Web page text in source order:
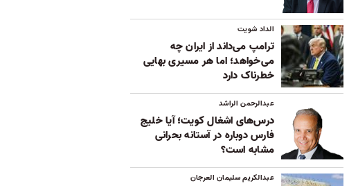
الداد شویت
ترامپ می‌داند از ایران چه
می‌خواهد؛ اما هر مسیری بهایی
خطرناک دارد
عبدالرحمن الراشد
درس‌های اشغال کویت؛ آیا خلیج
فارس دوباره در آستانه بحرانی
مشابه است؟
عبدالکریم سلیمان العرجان